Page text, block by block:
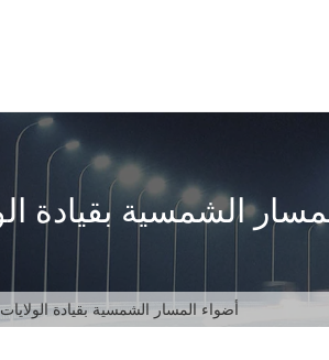
الشمسية بقيادة
أضواء المسار الشمسية بقيادة